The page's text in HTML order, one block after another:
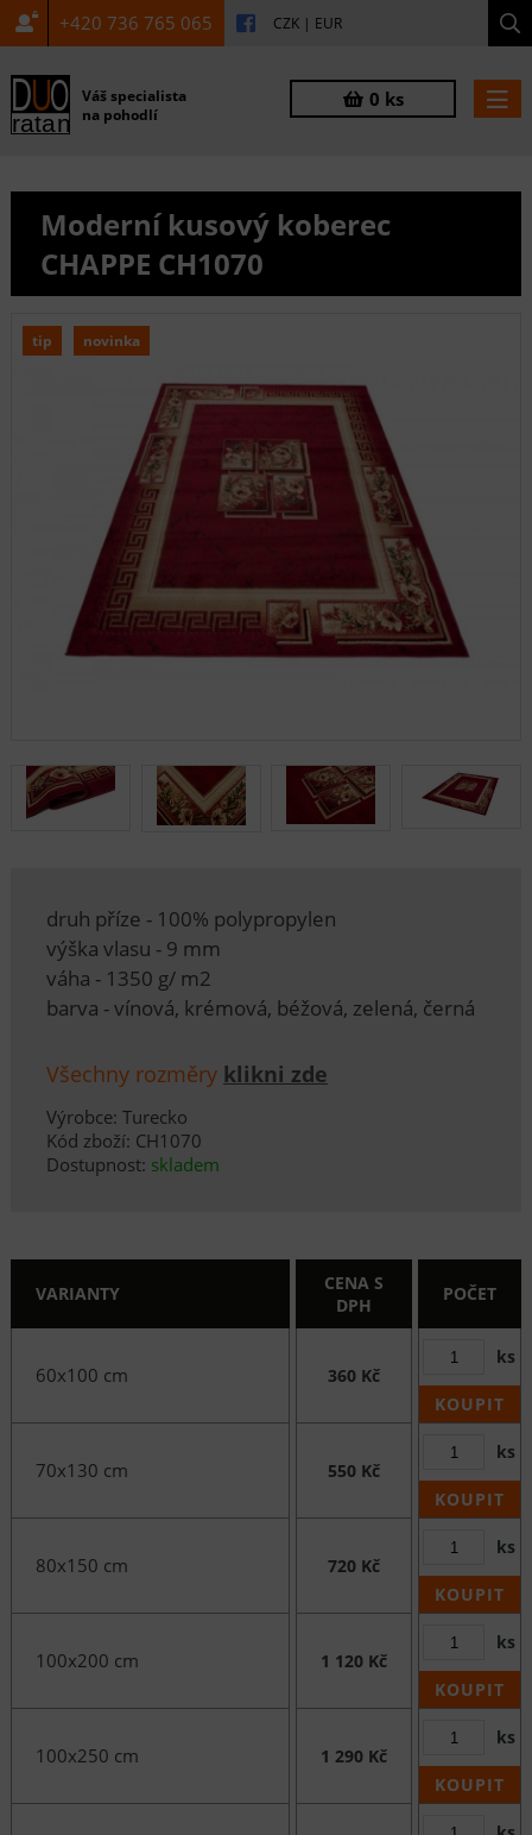
+420 736 765 065 CZK | EUR
Váš specialista
na pohodlí
0 ks
Moderní kusový koberec
CHAPPE CH1070
tip novinka
druh příze - 100% polypropylen
výška vlasu - 9 mm
váha - 1350 g/ m2
barva - vínová, krémová, béžová, zelená, černá
Všechny rozměry klikni zde
Výrobce: Turecko
Kód zboží: CH1070
Dostupnost: skladem
VARIANTY
CENA S
DPH
POČET
60x100 cm 360 Kč
ks
KOUPIT
70x130 cm 550 Kč
ks
KOUPIT
80x150 cm 720 Kč
ks
KOUPIT
100x200 cm 1 120 Kč
ks
KOUPIT
100x250 cm 1 290 Kč
ks
KOUPIT